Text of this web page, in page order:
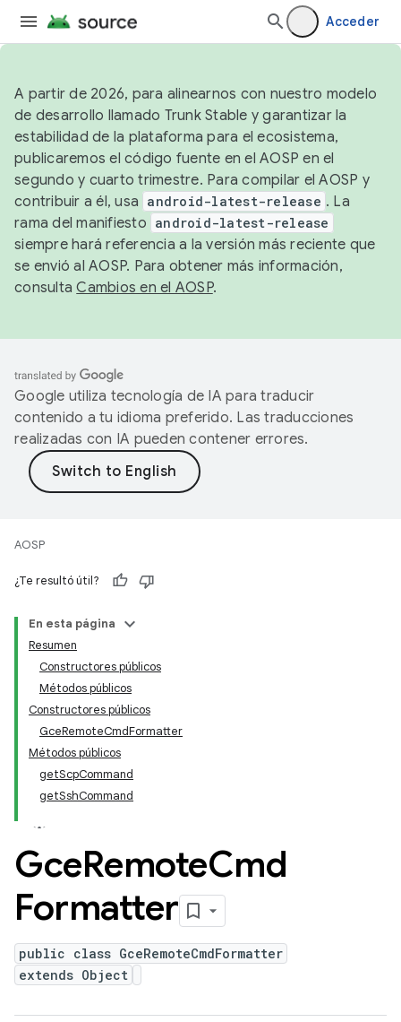
Acceder
A partir de 2026, para alinearnos con nuestro modelo
de desarrollo llamado Trunk Stable y garantizar la
estabilidad de la plataforma para el ecosistema,
publicaremos el código fuente en el AOSP en el
segundo y cuarto trimestre. Para compilar el AOSP y
contribuir a él, usa android-latest-release . La
rama del manifiesto android-latest-release
siempre hará referencia a la versión más reciente que
se envió al AOSP. Para obtener más información,
consultaCambios en el AOSP.
Google utiliza tecnología de IA para traducir
contenido a tu idioma preferido. Las traducciones
realizadas con IA pueden contener errores.
AOSP
¿Te resultó útil?
En esta página
Resumen
Constructores públicos
Métodos públicos
Constructores públicos
GceRemoteCmdFormatter
Métodos públicos
getScpCommand
getSshCommand
GceRemoteCmd
Formatter
public class GceRemoteCmdFormatter
extends Object